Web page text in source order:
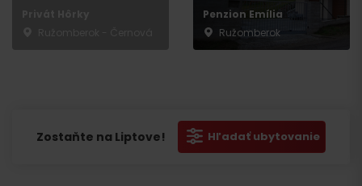
Penzion Emília
Ružomberok
Zostaňte na Liptove! Hľadať ubytovanie